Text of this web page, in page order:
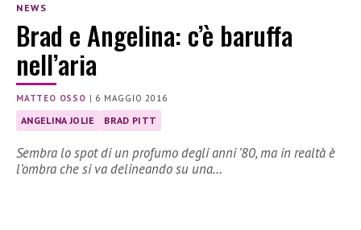
NEWS
Brad e Angelina: c’è baruffa
nell’aria
MATTEO OSSO | 6 MAGGIO 2016
ANGELINA JOLIE BRAD PITT
Sembra lo spot di un profumo degli anni ’80, ma in realtà è
l’ombra che si va delineando su una…